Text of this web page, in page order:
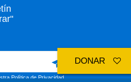
Política de Privacidad
DONAR